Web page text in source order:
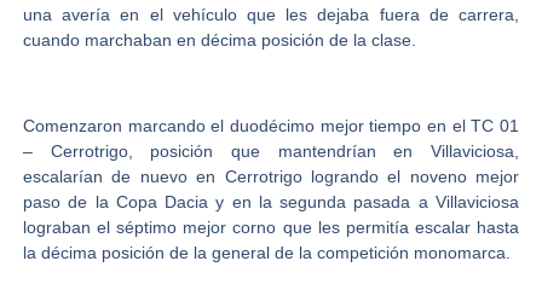
una avería en el vehículo que les dejaba fuera de carrera,
cuando marchaban en décima posición de la clase.
Comenzaron marcando el duodécimo mejor tiempo en el TC 01
– Cerrotrigo, posición que mantendrían en Villaviciosa,
escalarían de nuevo en Cerrotrigo logrando el noveno mejor
paso de la Copa Dacia y en la segunda pasada a Villaviciosa
lograban el séptimo mejor corno que les permitía escalar hasta
la décima posición de la general de la competición monomarca.